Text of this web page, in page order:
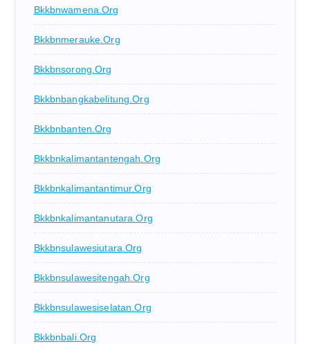
Bkkbnwamena.org
Bkkbnmerauke.org
Bkkbnsorong.org
Bkkbnbangkabelitung.org
Bkkbnbanten.org
Bkkbnkalimantantengah.org
Bkkbnkalimantantimur.org
Bkkbnkalimantanutara.org
Bkkbnsulawesiutara.org
Bkkbnsulawesitengah.org
Bkkbnsulawesiselatan.org
Bkkbnbali.org